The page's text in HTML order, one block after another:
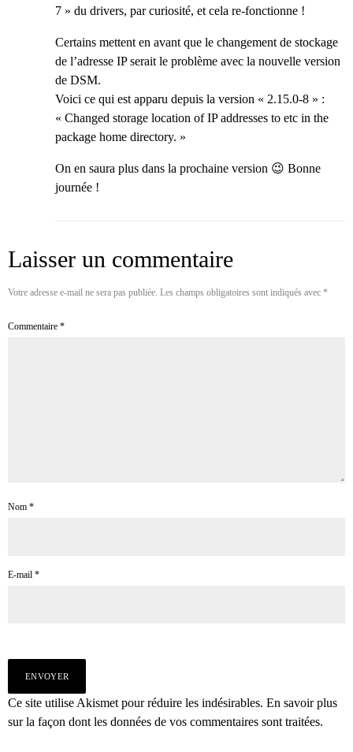
7 » du drivers, par curiosité, et cela re-fonctionne !
Certains mettent en avant que le changement de stockage
de l’adresse IP serait le problème avec la nouvelle version
de DSM.
Voici ce qui est apparu depuis la version « 2.15.0-8 » :
« Changed storage location of IP addresses to etc in the
package home directory. »
On en saura plus dans la prochaine version 😉 Bonne
journée !
Laisser un commentaire
Votre adresse e-mail ne sera pas publiée. Les champs obligatoires sont indiqués avec *
Commentaire *
Nom *
E-mail *
Ce site utilise Akismet pour réduire les indésirables. En savoir plus
sur la façon dont les données de vos commentaires sont traitées.